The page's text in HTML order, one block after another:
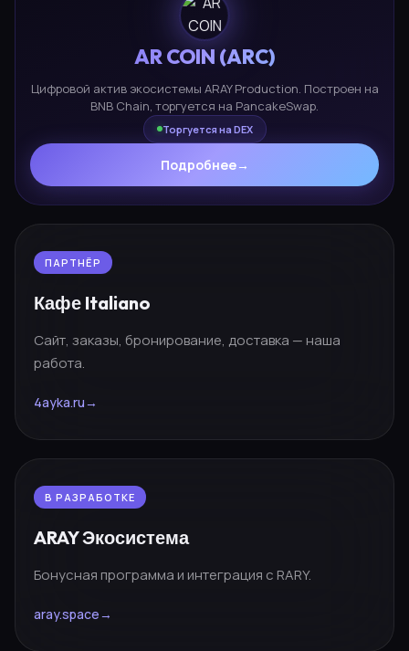
AR COIN (ARC)
Цифровой актив экосистемы ARAY Production. Построен на
BNB Chain, торгуется на PancakeSwap.
Торгуется на DEX
Подробнее→
ПАРТНЁР
Кафе Italiano
Сайт, заказы, бронирование, доставка — наша
работа.
4ayka.ru→
В РАЗРАБОТКЕ
ARAY Экосистема
Бонусная программа и интеграция с RARY.
aray.space→